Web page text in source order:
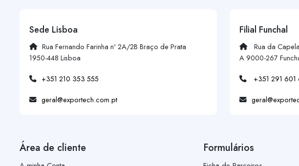
Sede Lisboa
Rua Fernando Farinha nº 2A/2B Braço de Prata
1950-448 Lisboa
+351 210 353 555
geral@exportech.com.pt
Filial Funchal
Rua da
A 9000-267
+351 291 601
Área de cliente Formulários